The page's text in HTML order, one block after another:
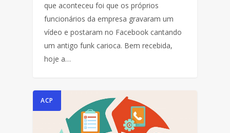
que aconteceu foi que os próprios
funcionários da empresa gravaram um
vídeo e postaram no Facebook cantando
um antigo funk carioca. Bem recebida,
hoje a…
ACP